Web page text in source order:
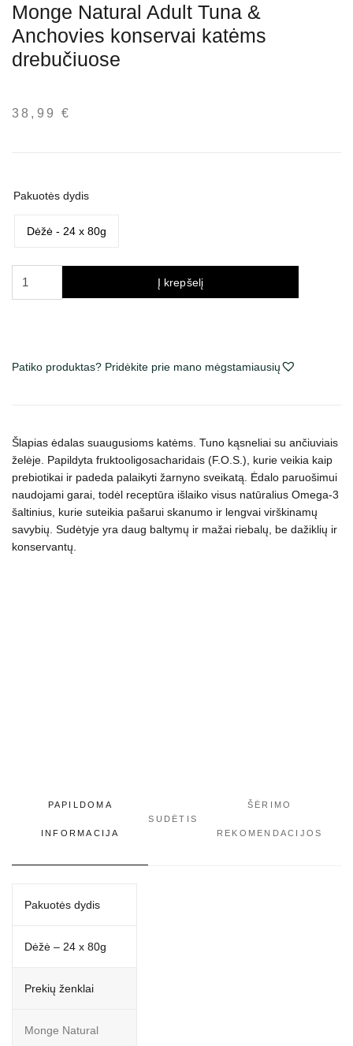
Monge Natural Adult Tuna &
Anchovies konservai katėms
drebučiuose
38,99€
Pakuotės dydis
Dėžė - 24 x 80g
Tuna
katėms
drebučiuose
Į krepšelį
Patiko produktas? Pridėkite prie mano mėgstamiausių
Šlapias ėdalas suaugusioms katėms. Tuno kąsneliai su ančiuviais
želėje. Papildyta fruktooligosacharidais (F.O.S.), kurie veikia kaip
prebiotikai ir padeda palaikyti žarnyno sveikatą. Ėdalo paruošimui
naudojami garai, todėl receptūra išlaiko visus natūralius Omega-3
šaltinius, kurie suteikia pašarui skanumo ir lengvai virškinamų
savybių. Sudėtyje yra daug baltymų ir mažai riebalų, be dažiklių ir
konservantų.
PAPILDOMA
INFORMACIJA
SUDĖTIS
ŠĖRIMO
REKOMENDACIJOS
Pakuotės dydis
Dėžė – 24 x 80g
Prekių ženklai
Monge Natural